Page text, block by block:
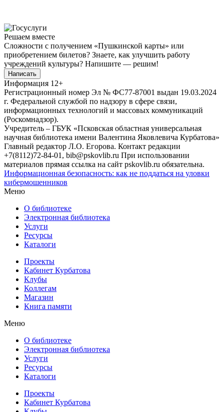
Решаем вместе
Сложности с получением «Пушкинской карты» или
приобретением билетов? Знаете, как улучшить работу
учреждений культуры? Напишите — решим!
Написать
Информация 12+
Регистрационный номер Эл № ФС77-87001 выдан 19.03.2024
г. Федеральной службой по надзору в сфере связи,
информационных технологий и массовых коммуникаций
(Роскомнадзор).
Учредитель – ГБУК «Псковская областная универсальная
научная библиотека имени Валентина Яковлевича Курбатова»
Главный редактор Л.О. Егорова. Контакт редакции
+7(8112)72-84-01, bib@pskovlib.ru При использовании
материалов прямая ссылка на сайт pskovlib.ru обязательна.
Информационная безопасность: как не поддаться на уловки
кибермошенников
Меню
О библиотеке
Электронная библиотека
Услуги
Ресурсы
Каталоги
Проекты
Кабинет Курбатова
Клубы
Коллегам
Магазин
Книга памяти
Меню
О библиотеке
Электронная библиотека
Услуги
Ресурсы
Каталоги
Проекты
Кабинет Курбатова